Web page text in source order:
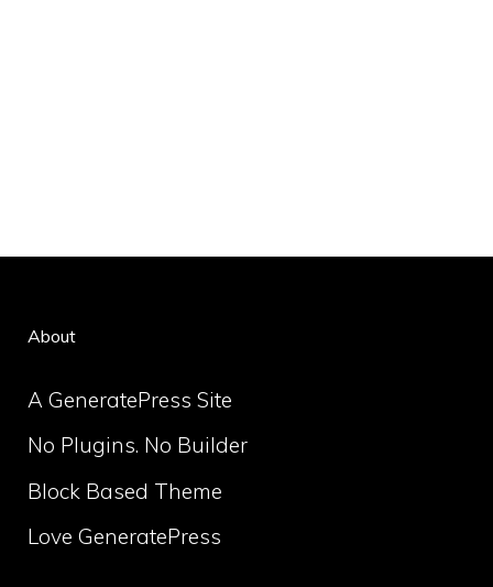
About
A GeneratePress Site
No Plugins. No Builder
Block Based Theme
Love GeneratePress